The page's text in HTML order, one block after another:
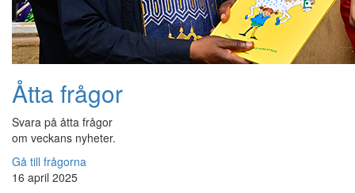
Åtta frågor
Svara på åtta frågor
om veckans nyheter.
Gå till frågorna
16 april 2025